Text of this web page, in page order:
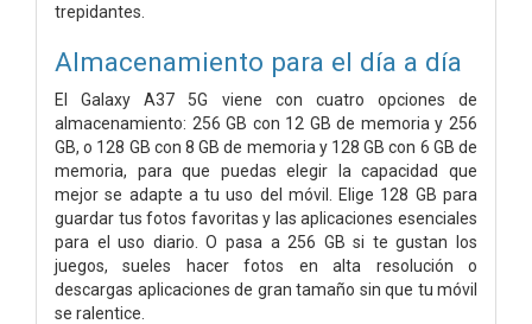
trepidantes.
Almacenamiento para el día a día
El Galaxy A37 5G viene con cuatro opciones de
almacenamiento: 256 GB con 12 GB de memoria y 256
GB, o 128 GB con 8 GB de memoria y 128 GB con 6 GB de
memoria, para que puedas elegir la capacidad que
mejor se adapte a tu uso del móvil. Elige 128 GB para
guardar tus fotos favoritas y las aplicaciones esenciales
para el uso diario. O pasa a 256 GB si te gustan los
juegos, sueles hacer fotos en alta resolución o
descargas aplicaciones de gran tamaño sin que tu móvil
se ralentice.